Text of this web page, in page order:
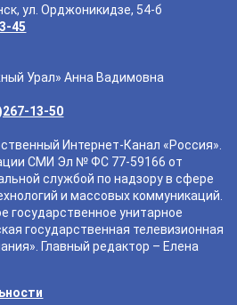
ул. Орджоникидзе, 54-б
45
Урал» Анна Вадимовна
13-50
Интернет-Канал «Россия».
СМИ Эл № ФС 77-59166 от
службой по надзору в сфере
и массовых коммуникаций.
государственное унитарное
государственная телевизионная
Главный редактор – Елена